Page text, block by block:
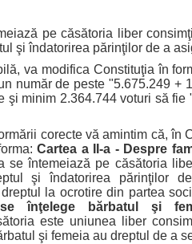
pe căsătoria liber
şi îndatorirea părinţilor de a
va modifica Constituţia în
număr de peste "5.675.249 +
şi minim 2.364.744 voturi să
corecte vă amintim că, în
Cartea a II-a - Despre
se întemeiază pe căsătoria
şi îndatorirea părinţilor
la ocrotire din partea
înţelege bărbatul şi
este uniunea liber
şi femeia au dreptul de a